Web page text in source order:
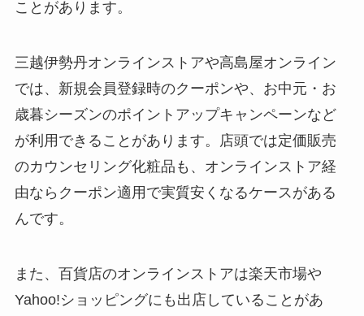
ことがあります。
三越伊勢丹オンラインストアや高島屋オンライン
では、新規会員登録時のクーポンや、お中元・お
歳暮シーズンのポイントアップキャンペーンなど
が利用できることがあります。店頭では定価販売
のカウンセリング化粧品も、オンラインストア経
由ならクーポン適用で実質安くなるケースがある
んです。
また、百貨店のオンラインストアは楽天市場や
Yahoo!ショッピングにも出店していることがあ